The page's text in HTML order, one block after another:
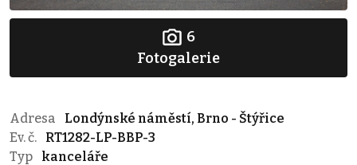
6
Fotogalerie
Adresa
Londýnské náměstí, Brno - Štýřice
Ev. č.
RT1282-LP-BBP-3
Typ
kanceláře